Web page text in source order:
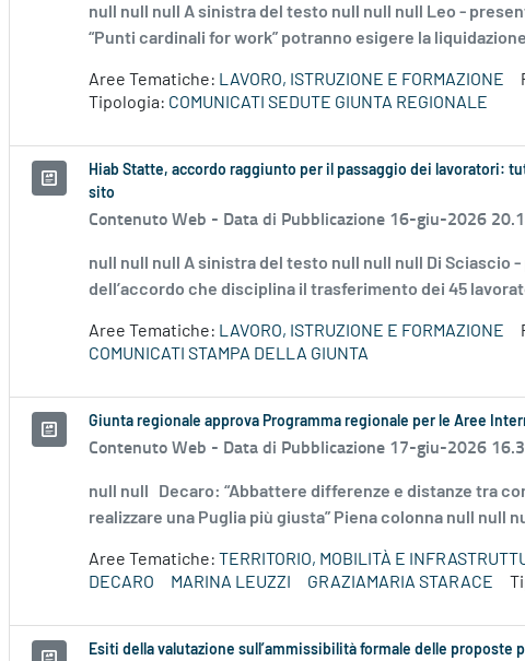
null null null A sinistra del testo null null null Leo -
“Punti cardinali for work” potranno esigere la
Aree Tematiche: LAVORO, ISTRUZIONE E FORMAZIONE
Tipologia: COMUNICATI SEDUTE GIUNTA REGIONALE
Hiab Statte, accordo raggiunto per il passaggio dei lavoratori:
sito
Contenuto Web - Data di Pubblicazione 16-giu-2026
null null null A sinistra del testo null null null Di
dell’accordo che disciplina il trasferimento dei 45
Aree Tematiche: LAVORO, ISTRUZIONE E FORMAZIONE
COMUNICATI STAMPA DELLA GIUNTA
Giunta regionale approva Programma regionale per le Aree
Contenuto Web - Data di Pubblicazione 17-giu-2026
null null Decaro: “Abbattere differenze e distanze tra
realizzare una Puglia più giusta” Piena colonna null null
Aree Tematiche: TERRITORIO, MOBILITÀ E
DECARO
MARINA LEUZZI GRAZIAMARIA STARACE
Esiti della valutazione sull’ammissibilità formale delle proposte